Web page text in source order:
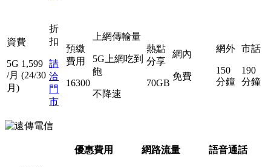
資費
5G 1,599
/月 (24/30
月)
折
扣
請
洽
門
市
預繳
費用
16300
上網傳輸量
5G上網吃到
飽
不降速
熱點
分享
70GB
網內
免費
網外
150
分鐘
市話
190
分鐘
優惠費用 網路流量 語音通話